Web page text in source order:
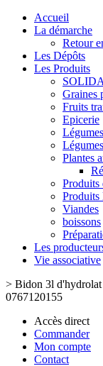
Accueil
La démarche
Retour
Les Dépôts
Les Produits
Graines
Fruits
Epicerie
Légumes
Plantes
Produits
Produits
Viandes
boissons
Les
Vie associative
> Bidon 3l d'hydrolat
0767120155
Accès direct
Commander
Mon compte
Contact